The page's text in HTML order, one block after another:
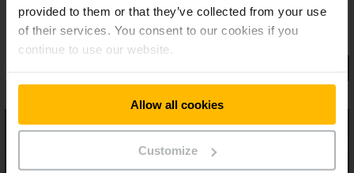
provided to them or that they’ve collected from your use
of their services. You consent to our cookies if you
continue to use our website.
Allow all cookies
Customize